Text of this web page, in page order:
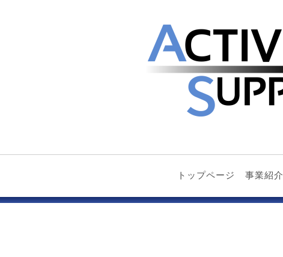
トップページ 事業紹介